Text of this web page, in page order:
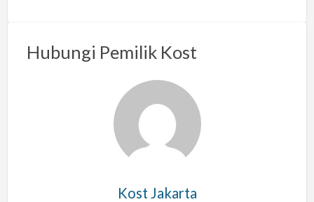
s
Hubungi Pemilik Kost
Kost Jakarta